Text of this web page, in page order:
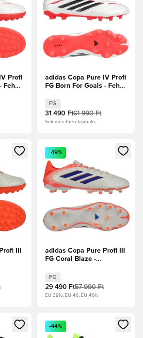
Profi
Fehér
adidas Copa Pure IV Profi
FG Born For Goals - Fehér
Black/Élénkpiros
FG
31 490 Ft61 990 Ft
Sok méretben kapható
a bejelentkezéshez vagy a tagként
III
Megnyit egy modált a
-49%
adidas Copa Pure Profi III
FG Coral Blaze -
Élénk Korall
FG
29 490 Ft57 990 Ft
EU 39½, EU 40, EU 40½
a bejelentkezéshez vagy a tagként
Megnyit egy modált a
-44%